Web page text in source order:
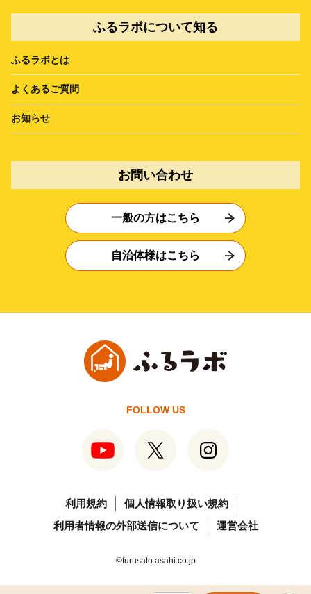
ふるラボについて知る
ふるラボとは
よくあるご質問
お知らせ
お問い合わせ
一般の方はこちら
自治体様はこちら
FOLLOW US
利用規約
個人情報取り扱い規約
利用者情報の外部送信について
運営会社
©furusato.asahi.co.jp